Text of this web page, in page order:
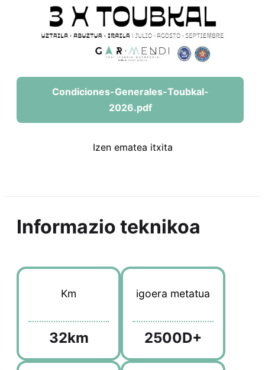
Condiciones-Generales-Toubkal-
2026.pdf
Izen ematea itxita
Informazio teknikoa
Km
32km
igoera metatua
2500D+